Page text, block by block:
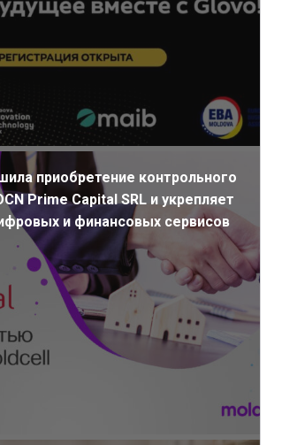
приобретение контрольного
Prime Capital SRL и укрепляет
и финансовых сервисов